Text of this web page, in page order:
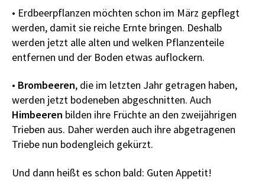
• Erdbeerpflanzen möchten schon im März gepflegt
werden, damit sie reiche Ernte bringen. Deshalb
werden jetzt alle alten und welken Pflanzenteile
entfernen und der Boden etwas auflockern.
• Brombeeren, die im letzten Jahr getragen haben,
werden jetzt bodeneben abgeschnitten. Auch
Himbeeren bilden ihre Früchte an den zweijährigen
Trieben aus. Daher werden auch ihre abgetragenen
Triebe nun bodengleich gekürzt.
Und dann heißt es schon bald: Guten Appetit!